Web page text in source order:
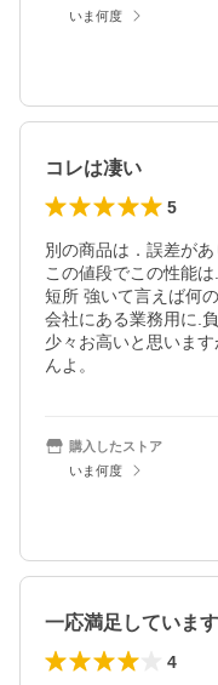
いま何度
コレは凄い
5
別の商品は．誤差があ
この値段でこの性能は
短所 強いて言えば何
会社にある業務用に.
少々お高いと思いま
んよ。
購入したストア
いま何度
一応満足しています
4